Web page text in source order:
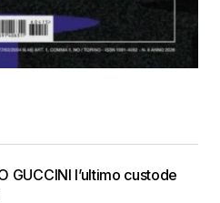
GUCCINI l’ultimo custode